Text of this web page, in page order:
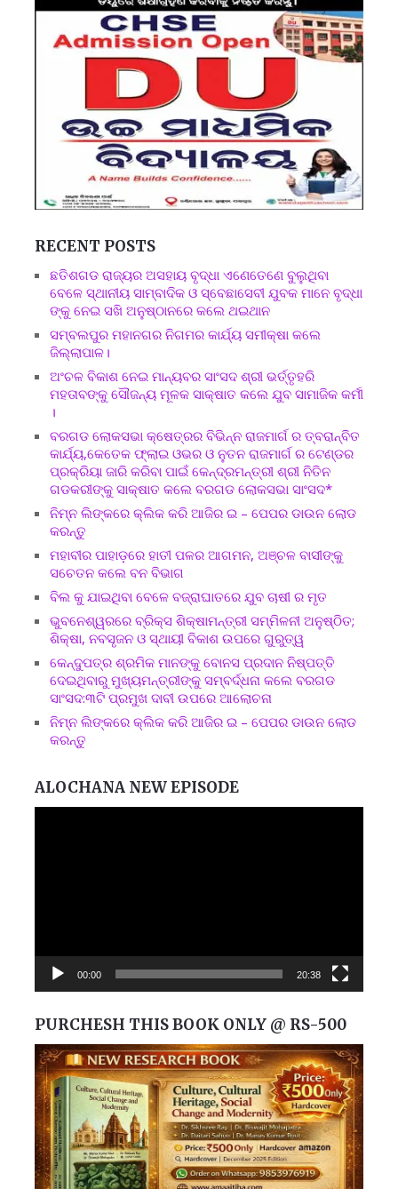
RECENT POSTS
ଛତିଶଗଡ ରାଜ୍ୟର ଅସହାୟ ବୃଦ୍ଧା ଏଣେତେଣେ ବୁଲୁଥିବା
ବେଳେ ସ୍ଥାନୀୟ ସାମ୍ବାଦିକ ଓ ସ୍ବେଛାସେବୀ ଯୁବକ ମାନେ ବୃଦ୍ଧା
ଙ୍କୁ ନେଇ ସଖି ଅନୁଷ୍ଠାନରେ କଲେ ଥଇଥାନ
ସମ୍ବଲପୁର ମହାନଗର ନିଗମର କାର୍ଯ୍ୟ ସମୀକ୍ଷା କଲେ
ଜିଲ୍ଲାପାଳ।
ଅଂଚଳ ବିକାଶ ନେଇ ମାନ୍ୟବର ସାଂସଦ ଶ୍ରୀ ଭର୍ତ୍ତୃହରି
ମହତାବଙ୍କୁ ସୌଜନ୍ୟ ମୂଳକ ସାକ୍ଷାତ କଲେ ଯୁବ ସାମାଜିକ କର୍ମୀ
।
ବରଗଡ ଲୋକସଭା କ୍ଷେତ୍ରର ବିଭିନ୍ନ ରାଜମାର୍ଗ ର ତ୍ବରାନ୍ବିତ
କାର୍ଯ୍ୟ,କେତେକ ଫ୍ଲାଇ ଓଭର ଓ ନୁତନ ରାଜମାର୍ଗ ର ଟେଣ୍ଡର
ପ୍ରକ୍ରିୟା ଜାରି କରିବା ପାଇଁ କେନ୍ଦ୍ରମନ୍ତ୍ରୀ ଶ୍ରୀ ନିତିନ
ଗଡକରୀଙ୍କୁ ସାକ୍ଷାତ କଲେ ବରଗଡ ଲୋକସଭା ସାଂସଦ*
ନିମ୍ନ ଲିଙ୍କରେ କ୍ଲିକ କରି ଆଜିର ଇ – ପେପର ଡାଉନ ଲୋଡ
କରନ୍ତୁ
ମହାବୀର ପାହାଡ଼ରେ ହାତୀ ପଳର ଆଗମନ, ଅଞ୍ଚଳ ବାସୀଙ୍କୁ
ସଚେତନ କଲେ ବନ ବିଭାଗ
ବିଲ କୁ ଯାଇଥିବା ବେଳେ ବଜ୍ରାଘାତରେ ଯୁବ ଚାଷୀ ର ମୃତ
ଭୁବନେଶ୍ୱରରେ ବ୍ରିକ୍ସ ଶିକ୍ଷାମନ୍ତ୍ରୀ ସମ୍ମିଳନୀ ଅନୁଷ୍ଠିତ;
ଶିକ୍ଷା, ନବସୃଜନ ଓ ସ୍ଥାୟୀ ବିକାଶ ଉପରେ ଗୁରୁତ୍ୱ
କେନ୍ଦୁପତ୍ର ଶ୍ରମିକ ମାନଙ୍କୁ ବୋନସ ପ୍ରଦାନ ନିଷ୍ପତ୍ତି
ଦେଇଥିବାରୁ ମୁଖ୍ୟମନ୍ତ୍ରୀଙ୍କୁ ସମ୍ବର୍ଦ୍ଧନା କଲେ ବରଗଡ
ସାଂସଦ:୩ଟି ପ୍ରମୁଖ ଦାବୀ ଉପରେ ଆଲୋଚନା
ନିମ୍ନ ଲିଙ୍କରେ କ୍ଲିକ କରି ଆଜିର ଇ – ପେପର ଡାଉନ ଲୋଡ
କରନ୍ତୁ
ALOCHANA NEW EPISODE
00:00 20:38
PURCHESH THIS BOOK ONLY @ RS-500